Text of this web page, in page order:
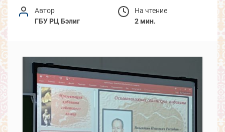
Автор
ГБУ РЦ Бэлиг
На чтение
2 мин.